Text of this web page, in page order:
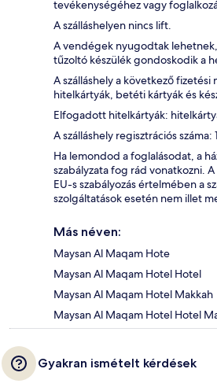
tevékenységéhez vagy
A szálláshelyen nincs lift.
A vendégek nyugodtak
tűzoltó készülék gondoskodik a
A szálláshely a következő
hitelkártyák, betéti kártyák és
Elfogadott hitelkártyák:
A szálláshely regisztrációs száma:
Ha lemondod a foglalásodat, a
szabályzata fog rád vonatkozni.
EU-s szabályozás értelmében a
szolgáltatások esetén nem illet
Más néven:
Maysan Al Maqam Hote
Maysan Al Maqam Hotel Hotel
Maysan Al Maqam Hotel Makkah
Maysan Al Maqam Hotel Hotel
Gyakran ismételt kérdések